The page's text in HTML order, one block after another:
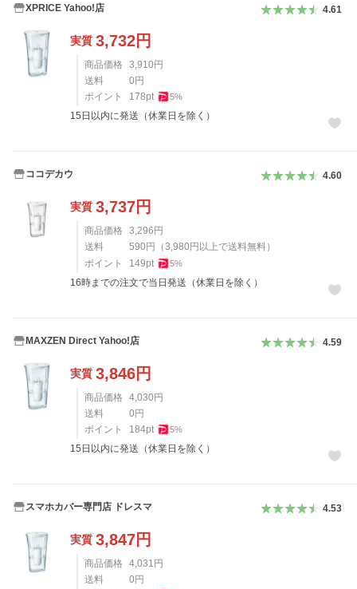
XPRICE Yahoo!店 4.61
実質 3,732円
商品価格 3,910 円
送料
0 円
ポイント
178pt 5%
15日以内に発送（休業日を除く）
ココデカウ 4.60
実質 3,737円
商品価格 3,296 円
送料
590 円 （3,980 円以上で送料無料）
ポイント
149pt 5%
16時までの注文で当日発送（休業日を除く）
MAXZEN Direct Yahoo!店 4.59
実質 3,846円
商品価格 4,030 円
送料
0 円
ポイント
184pt 5%
15日以内に発送（休業日を除く）
スマホカバー専門店 ドレスマ 4.53
実質 3,847円
商品価格 4,031 円
送料
0 円